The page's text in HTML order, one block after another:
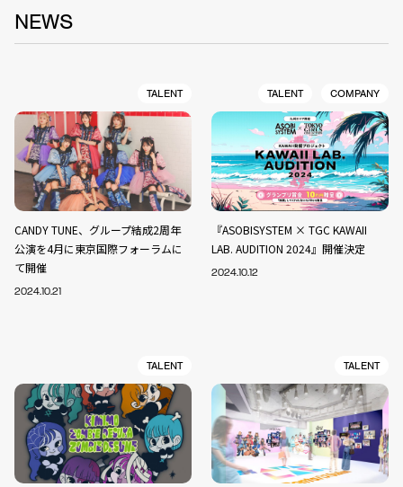
NEWS
TALENT
CANDY TUNE、グループ結成2周年
公演を4月に東京国際フォーラムに
て開催
2024.10.21
TALENT COMPANY
『ASOBISYSTEM × TGC KAWAII
LAB. AUDITION 2024』開催決定
2024.10.12
TALENT TALENT